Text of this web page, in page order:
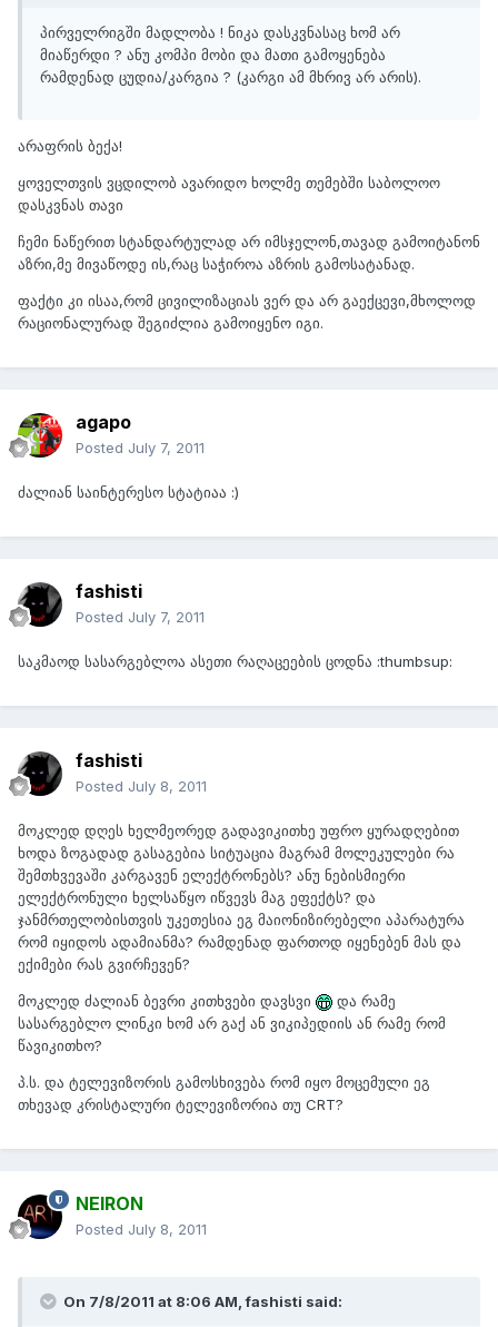
პირველრიგში მადლობა ! ნიკა დასკვნასაც ხომ არ
მიაწერდი ? ანუ კომპი მობი და მათი გამოყენება
რამდენად ცუდია/კარგია ? (კარგი ამ მხრივ არ არის).
არაფრის ბექა!
ყოველთვის ვცდილობ ავარიდო ხოლმე თემებში საბოლოო
დასკვნას თავი
ჩემი ნაწერით სტანდარტულად არ იმსჯელონ,თავად გამოიტანონ
აზრი,მე მივაწოდე ის,რაც საჭიროა აზრის გამოსატანად.
ფაქტი კი ისაა,რომ ცივილიზაციას ვერ და არ გაექცევი,მხოლოდ
რაციონალურად შეგიძლია გამოიყენო იგი.
agapo
Posted July 7, 2011
ძალიან საინტერესო სტატიაა :)
fashisti
Posted July 7, 2011
საკმაოდ სასარგებლოა ასეთი რაღაცეების ცოდნა :thumbsup:
fashisti
Posted July 8, 2011
მოკლედ დღეს ხელმეორედ გადავიკითხე უფრო ყურადღებით
ხოდა ზოგადად გასაგებია სიტუაცია მაგრამ მოლეკულები რა
შემთხვევაში კარგავენ ელექტრონებს? ანუ ნებისმიერი
ელექტრონული ხელსაწყო იწვევს მაგ ეფექტს? და
ჯანმრთელობისთვის უკეთესია ეგ მაიონიზირებელი აპარატურა
რომ იყიდოს ადამიანმა? რამდენად ფართოდ იყენებენ მას და
ექიმები რას გვირჩევენ?
მოკლედ ძალიან ბევრი კითხვები დავსვი
და რამე
სასარგებლო ლინკი ხომ არ გაქ ან ვიკიპედიის ან რამე რომ
წავიკითხო?
პ.ს. და ტელევიზორის გამოსხივება რომ იყო მოცემული ეგ
თხევად კრისტალური ტელევიზორია თუ CRT?
NEIRON
Posted July 8, 2011
On 7/8/2011 at 8:06 AM, fashisti said: